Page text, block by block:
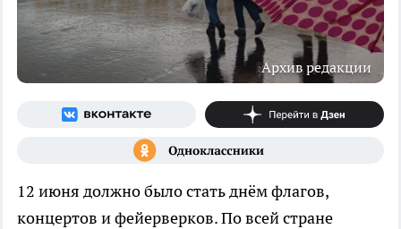
Архив редакции
12 июня должно было стать днём флагов,
концертов и фейерверков. По всей стране